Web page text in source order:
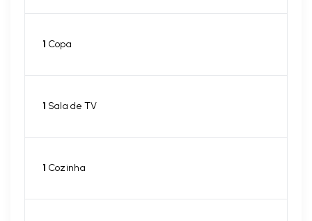
1 Copa
1 Sala de TV
1 Cozinha